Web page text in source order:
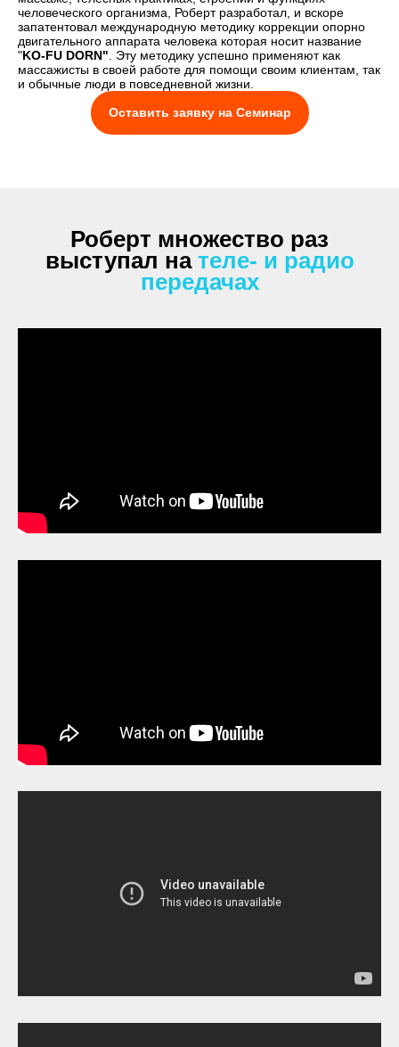
человеческого организма, Роберт разработал, и вскоре
запатентовал международную методику коррекции опорно
двигательного аппарата человека которая носит название
"KO-FU DORN" . Эту методику успешно применяют как
массажисты в своей работе для помощи своим клиентам, так
и обычные люди в повседневной жизни.
Оставить заявку на Семинар
Роберт множество раз
выступал на теле- и радио
передачах